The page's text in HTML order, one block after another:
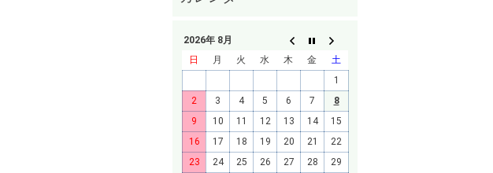
2026年 8月
日
月 火 水 木 金
土
1
2
3 4 5 6 7
8
9
10 11 12 13 14
15
16
17 18 19 20 21
22
23
24 25 26 27 28 29